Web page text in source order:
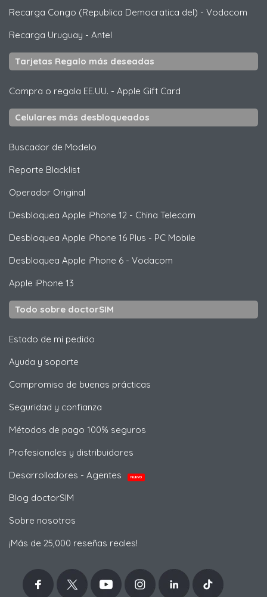
Recarga Congo (Republica Democratica del) - Vodacom
Recarga Uruguay - Antel
Tarjetas Regalo más deseadas
Compra o regala EE.UU. - Apple Gift Card
Celulares más desbloqueados
Buscador de Modelo
Reporte Blacklist
Operador Original
Desbloquea Apple iPhone 12 - China Telecom
Desbloquea Apple iPhone 16 Plus - PC Mobile
Desbloquea Apple iPhone 6 - Vodacom
Apple iPhone 13
Todo sobre doctorSIM
Estado de mi pedido
Ayuda y soporte
Compromiso de buenas prácticas
Seguridad y confianza
Métodos de pago 100% seguros
Profesionales y distribuidores
Desarrolladores - Agentes
NUEVO
Blog doctorSIM
Sobre nosotros
¡Más de 25,000 reseñas reales!